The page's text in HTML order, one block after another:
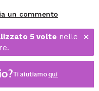
un commento
5 volte nelle
Ti aiutiamoqui